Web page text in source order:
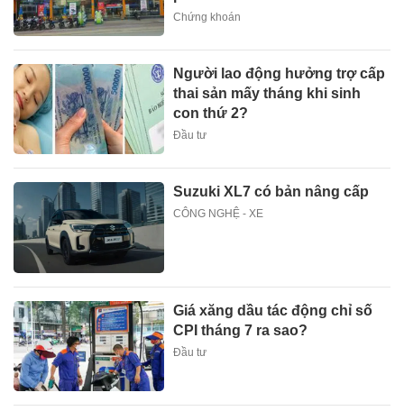
Chứng khoán
Người lao động hưởng trợ cấp
thai sản mấy tháng khi sinh
con thứ 2?
Đầu tư
Suzuki XL7 có bản nâng cấp
CÔNG NGHỆ - XE
Giá xăng dầu tác động chỉ số
CPI tháng 7 ra sao?
Đầu tư